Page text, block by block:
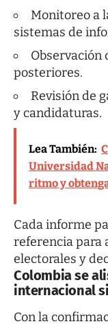
Monitoreo a
sistemas de
Observación
posteriores.
Revisión de
y candidaturas.
Lea También:
Universidad
ritmo y
Cada informe
referencia para
electorales y
Colombia se
internacional
Con la